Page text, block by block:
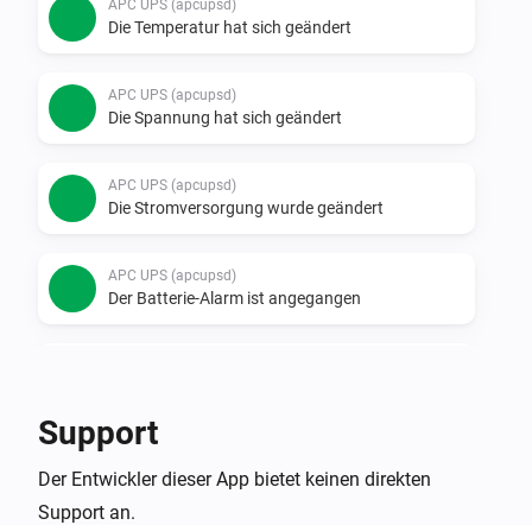
APC UPS (apcupsd)
Die Temperatur hat sich geändert
APC UPS (apcupsd)
Die Spannung hat sich geändert
APC UPS (apcupsd)
Die Stromversorgung wurde geändert
APC UPS (apcupsd)
Der Batterie-Alarm ist angegangen
Der Batteriestand hat sich geändert
Support
Der Entwickler dieser App bietet keinen direkten
Support an.